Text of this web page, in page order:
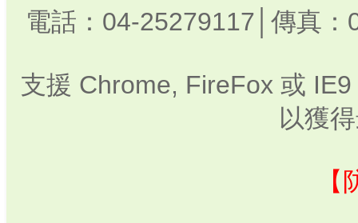
電話：04-25279117│傳真
支援 Chrome, FireFox 或
以獲